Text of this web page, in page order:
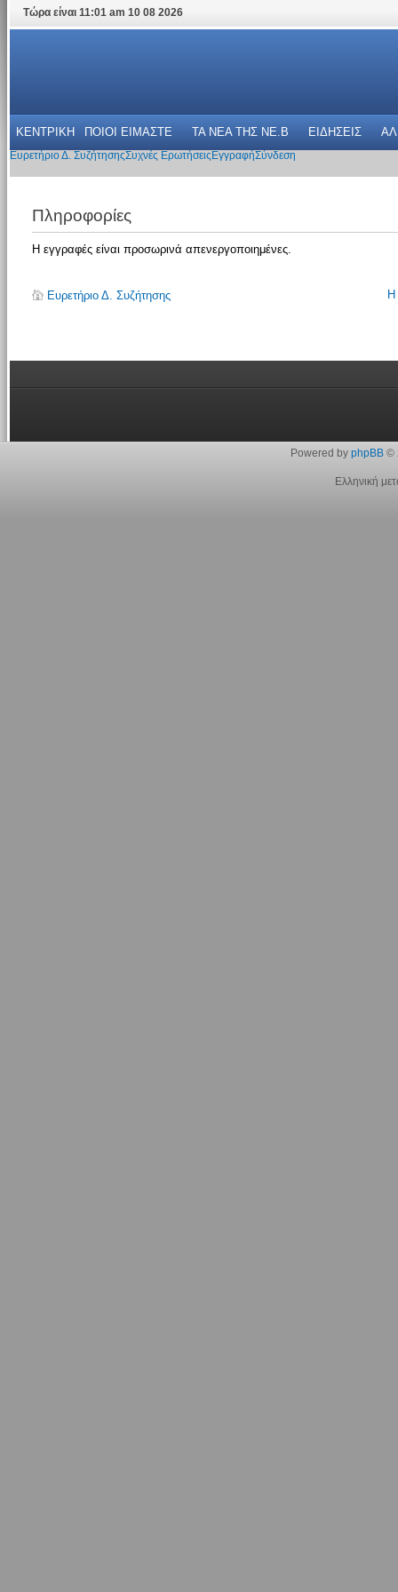
Τώρα είναι 11:01 am 10 08 2026
ΚΕΝΤΡΙΚΗ ΠΟΙΟΙ ΕΙΜΑΣΤΕ ΤΑ ΝΕΑ THΣ NE.B ΕΙΔΗΣΕΙΣ
Ευρετήριο Δ. ΣυζήτησηςΣυχνές Ερωτήσεις ΕγγραφήΣύνδεση
Πληροφορίες
Η εγγραφές είναι προσωρινά απενεργοποιημένες.
Ευρετήριο Δ. Συζήτησης Η
Powered by phpBB©
Ελληνική